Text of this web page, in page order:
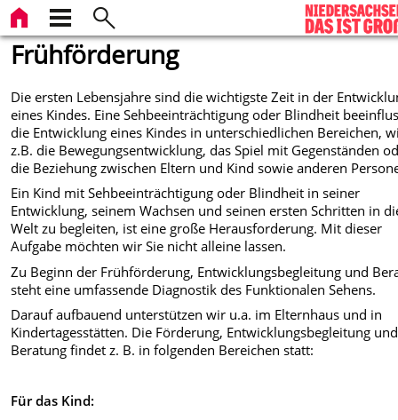
Frühförderung
Die ersten Lebensjahre sind die wichtigste Zeit in der
eines Kindes. Eine Sehbeeinträchtigung oder Blindheit
die Entwicklung eines Kindes in unterschiedlichen Bereichen,
z.B. die Bewegungsentwicklung, das Spiel mit Gegenständen
die Beziehung zwischen Eltern und Kind sowie anderen
Ein Kind mit Sehbeeinträchtigung oder Blindheit in seiner
Entwicklung, seinem Wachsen und seinen ersten Schritten in
Welt zu begleiten, ist eine große Herausforderung. Mit dieser
Aufgabe möchten wir Sie nicht alleine lassen.
Zu Beginn der Frühförderung, Entwicklungsbegleitung und
steht eine umfassende Diagnostik des Funktionalen Sehens.
Darauf aufbauend unterstützen wir u.a. im Elternhaus und in
Kindertagesstätten. Die Förderung, Entwicklungsbegleitung und
Beratung findet z. B. in folgenden Bereichen statt:
Für das Kind: